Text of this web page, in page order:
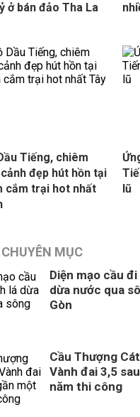
ở bán đảo Tha La
Tiếng, chiêm
đẹp hút hồn tại
cắm trại hot nhất
lũ
MỤC
Diện mạo cầu
dừa nước qua
Gòn
Cầu Thượng
Vành đai 3,5
năm thi công